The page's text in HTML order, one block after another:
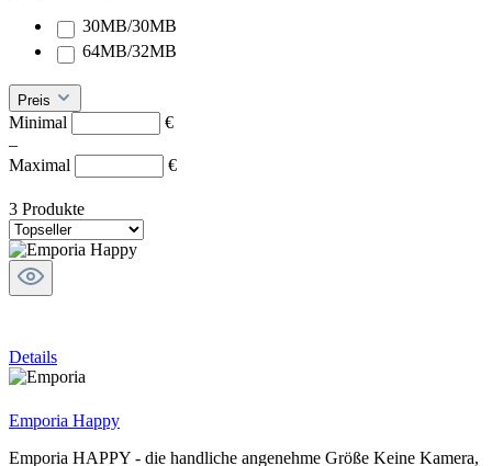
30MB/30MB
64MB/32MB
Preis
Minimal
€
–
Maximal
€
3 Produkte
Details
Emporia Happy
Emporia HAPPY - die handliche angenehme Größe Keine Kamera,